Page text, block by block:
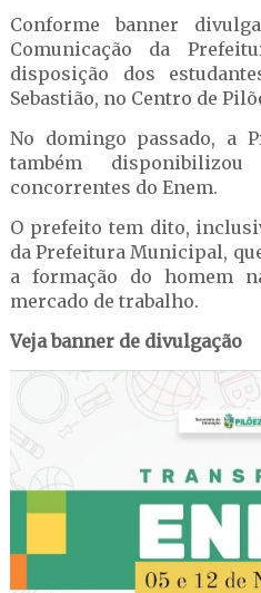
Conforme banner
Comunicação da
disposição dos
Sebastião, no Centro de
No domingo passado, a
também
concorrentes do Enem.
O prefeito tem dito,
da Prefeitura Municipal,
a formação do homem
mercado de trabalho.
Veja banner de divulgação